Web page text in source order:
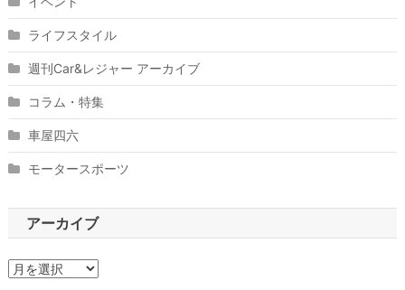
ライフスタイル
週刊Car&レジャー アーカイブ
コラム・特集
車屋四六
モータースポーツ
アーカイブ
ア